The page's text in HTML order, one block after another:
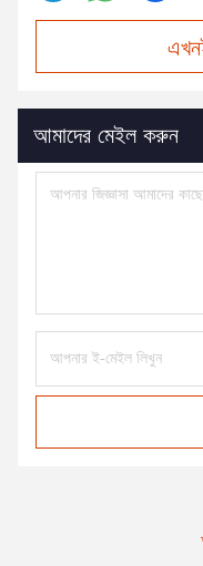
আমাদের মেইল করুন